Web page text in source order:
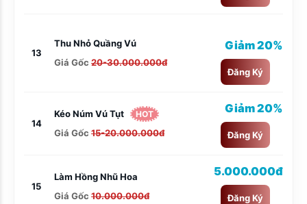
13
Thu Nhỏ Quầng Vú
Giá Gốc 20-30.000.000đ
Giảm 20%
Đăng Ký
14
Kéo Núm Vú Tụt HOT
Giá Gốc 15-20.000.000đ
Giảm 20%
Đăng Ký
15
Làm Hồng Nhũ Hoa
Giá Gốc 10.000.000đ
5.000.000đ
Đăng Ký